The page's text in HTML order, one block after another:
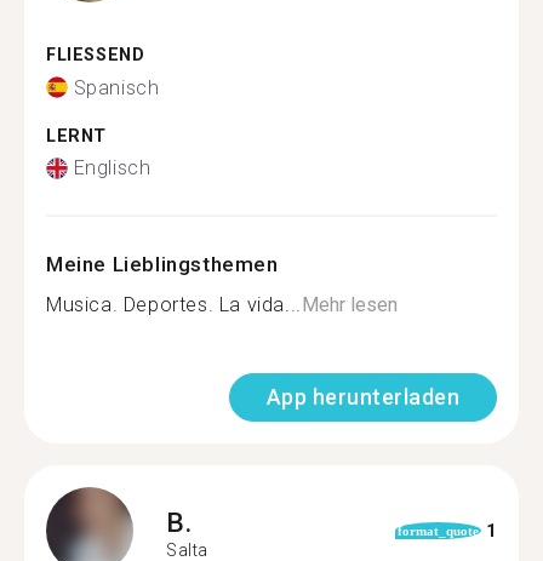
FLIESSEND
Spanisch
LERNT
Englisch
Meine Lieblingsthemen
Musica. Deportes. La vida...Mehr lesen
App herunterladen
B.
Salta
format_quote 1